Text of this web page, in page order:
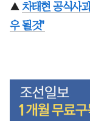
▲ 차태현 공식사
우 될것"